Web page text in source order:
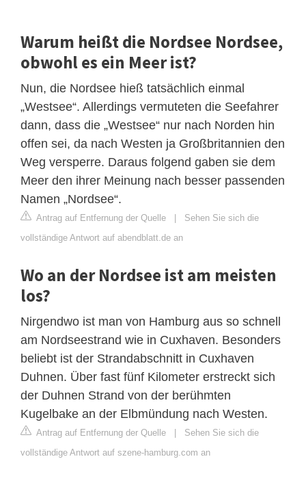
Warum heißt die Nordsee Nordsee,
obwohl es ein Meer ist?
Nun, die Nordsee hieß tatsächlich einmal
„Westsee“. Allerdings vermuteten die Seefahrer
dann, dass die „Westsee“ nur nach Norden hin
offen sei, da nach Westen ja Großbritannien den
Weg versperre. Daraus folgend gaben sie dem
Meer den ihrer Meinung nach besser passenden
Namen „Nordsee“.
Antrag auf Entfernung der Quelle | Sehen Sie sich die
vollständige Antwort auf abendblatt.de an
Wo an der Nordsee ist am meisten
los?
Nirgendwo ist man von Hamburg aus so schnell
am Nordseestrand wie in Cuxhaven. Besonders
beliebt ist der Strandabschnitt in Cuxhaven
Duhnen. Über fast fünf Kilometer erstreckt sich
der Duhnen Strand von der berühmten
Kugelbake an der Elbmündung nach Westen.
Antrag auf Entfernung der Quelle | Sehen Sie sich die
vollständige Antwort auf szene-hamburg.com an